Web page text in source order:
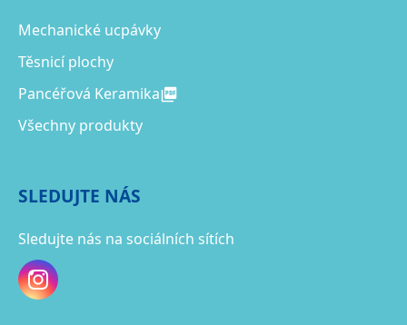
Mechanické ucpávky
Těsnicí plochy
Pancéřová Keramika
Všechny produkty
SLEDUJTE NÁS
Sledujte nás na sociálních sítích